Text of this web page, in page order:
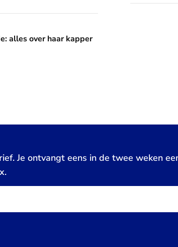
kapper en favoriete kapsels
alles over haar kapper
Prinses
Je ontvangt eens in de twee weken